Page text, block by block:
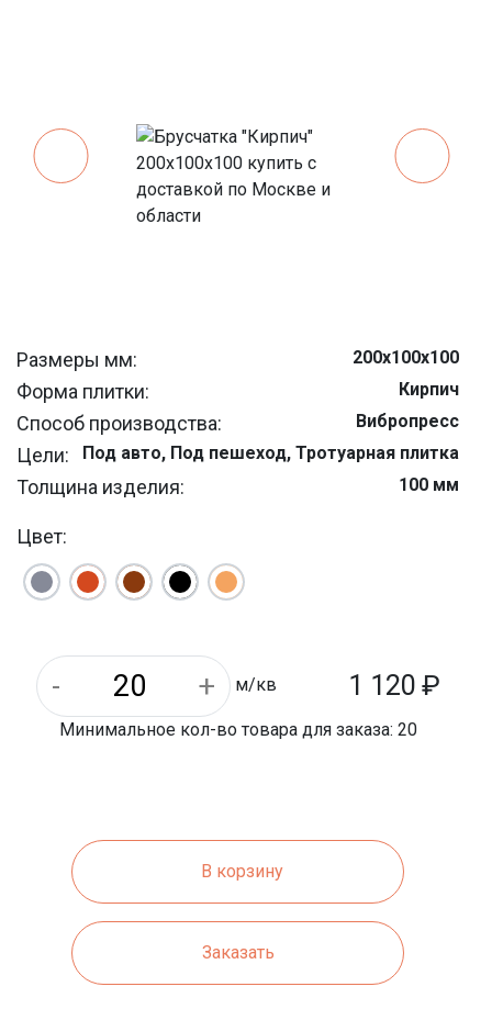
Размеры мм: 200х100х100
Форма плитки: Кирпич
Способ производства: Вибропресc
Цели: Под авто, Под пешеход, Тротуарная плитка
Толщина изделия: 100 мм
На паллете м/кв:
Назначение: Дворовая, Для дорожек, Уличная
Вес 1 паллета: 1680 кг
Цвет:
м/кв 1 120 ₽
Минимальное кол-во товара для заказа: 20
В корзину
Заказать